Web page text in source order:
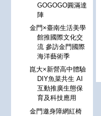
GOGOGO圓滿達
陣
金門×臺南生活美學
館推國際文化交
流 參訪金門國際
海洋藝術季
崑大×新營高中體驗
DIY魚菜共生 AI
互動推廣生態保
育及科技應用
金門邀身障網紅椅